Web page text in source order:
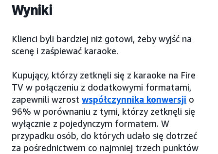
Wyniki
Klienci byli bardziej niż gotowi, żeby wyjść na
scenę i zaśpiewać karaoke.
Kupujący, którzy zetknęli się z karaoke na Fire
TV w połączeniu z dodatkowymi formatami,
zapewnili wzrost współczynnika konwersji o
96% w porównaniu z tymi, którzy zetknęli się
wyłącznie z pojedynczym formatem. W
przypadku osób, do których udało się dotrzeć
za pośrednictwem co najmniej trzech punktów